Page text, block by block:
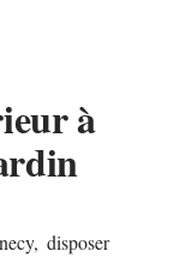
à
disposer